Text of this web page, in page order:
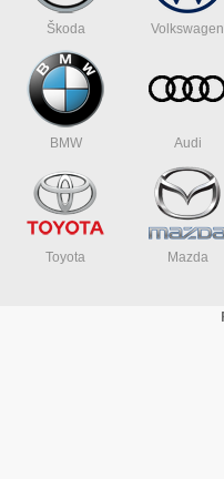
Škoda Volkswagen
BMW Audi
Toyota Mazda